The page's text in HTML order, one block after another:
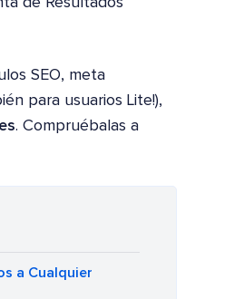
SEO, meta
para usuarios Lite!),
. Compruébalas a
a Cualquier